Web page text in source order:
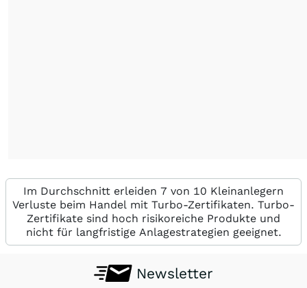
Im Durchschnitt erleiden 7 von 10 Kleinanlegern
Verluste beim Handel mit Turbo-Zertifikaten. Turbo-
Zertifikate sind hoch risikoreiche Produkte und
nicht für langfristige Anlagestrategien geeignet.
Newsletter